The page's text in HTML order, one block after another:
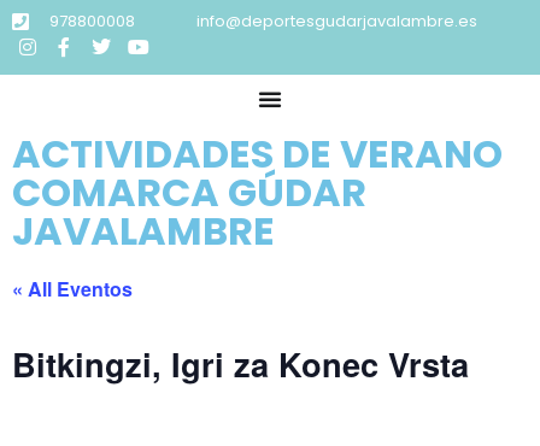
978800008 info@deportesgudarjavalambre.es
ACTIVIDADES DE VERANO
COMARCA GÚDAR
JAVALAMBRE
« All Eventos
Bitkingzi, Igri za Konec Vrsta